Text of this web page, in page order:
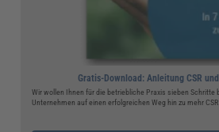
Gratis-Download: Anleitung CSR
Wir wollen Ihnen für die betriebliche Praxis sieben Schritte
Unternehmen auf einen erfolgreichen Weg hin zu mehr